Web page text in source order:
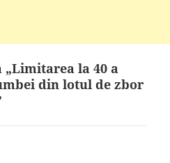
„Limitarea la 40 a
din lotul de zbor